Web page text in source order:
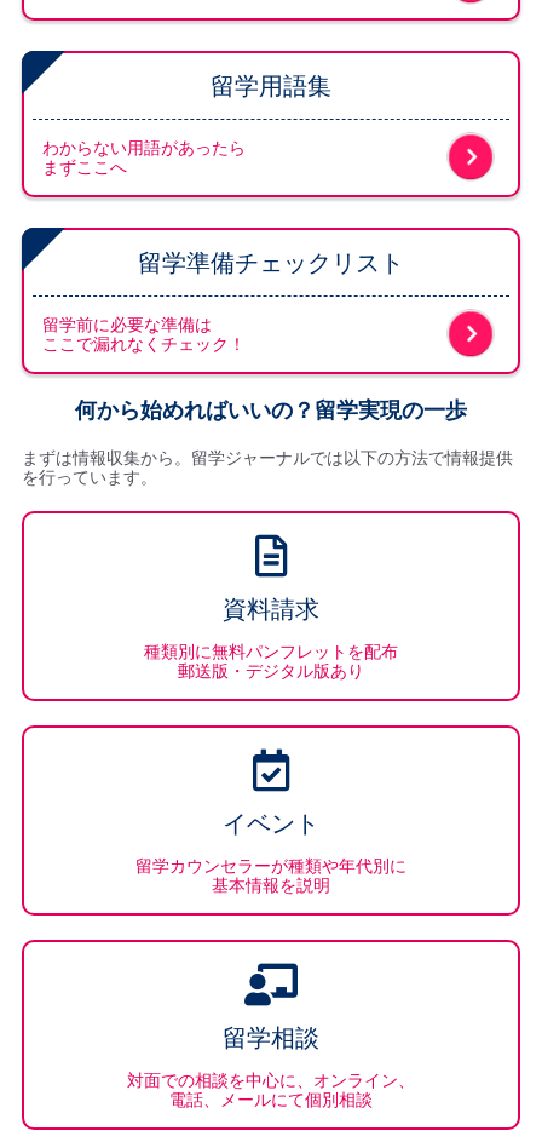
留学用語集
わからない用語があったら
まずここへ
留学準備チェックリスト
留学前に必要な準備は
ここで漏れなくチェック！
何から始めればいいの？留学実現の一歩
まずは情報収集から。留学ジャーナルでは以下の方法で情報提供
を行っています。
資料請求
種類別に無料パンフレットを配布
郵送版・デジタル版あり
イベント
留学カウンセラーが種類や年代別に
基本情報を説明
留学相談
対面での相談を中心に、オンライン、
電話、メールにて個別相談